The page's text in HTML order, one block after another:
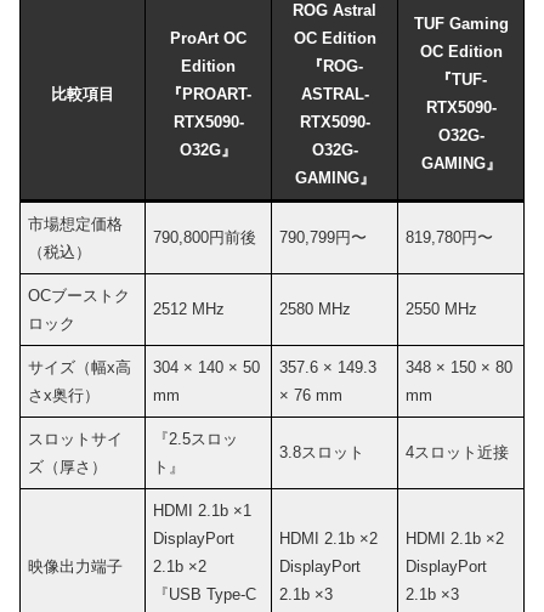
比較項目
ProArt OC
Edition
『PROART-
RTX5090-
O32G』
ROG Astral
OC Edition
『ROG-
ASTRAL-
RTX5090-
O32G-
GAMING』
TUF Gaming
OC Edition
『TUF-
RTX5090-
O32G-
GAMING』
市場想定価格
（税込）
790,800円前後 790,799円〜 819,780円〜
OCブーストク
ロック
2512 MHz 2580 MHz 2550 MHz
サイズ（幅x高
さx奥行）
304 × 140 × 50
mm
357.6 × 149.3
× 76 mm
348 × 150 × 80
mm
スロットサイ
ズ（厚さ）
『2.5スロッ
ト』
3.8スロット 4スロット近接
映像出力端子
HDMI 2.1b ×1
DisplayPort
2.1b ×2
『USB Type-C
HDMI 2.1b ×2
DisplayPort
2.1b ×3
HDMI 2.1b ×2
DisplayPort
2.1b ×3